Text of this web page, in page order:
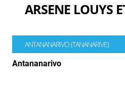
ARSENE LOUYS
ANTANANARIVO (TANANARIVE)
Antananarivo